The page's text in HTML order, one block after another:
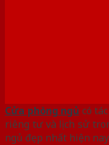
Cửa phòng ngủ có
riêng tư và lịch sử
ngủ đẹp nhất hiện nay.